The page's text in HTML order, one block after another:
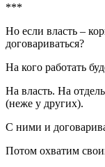
***
Но если власть –
договариваться?
На кого работать
На власть. На
(неже у других).
С ними и
Потом охватим